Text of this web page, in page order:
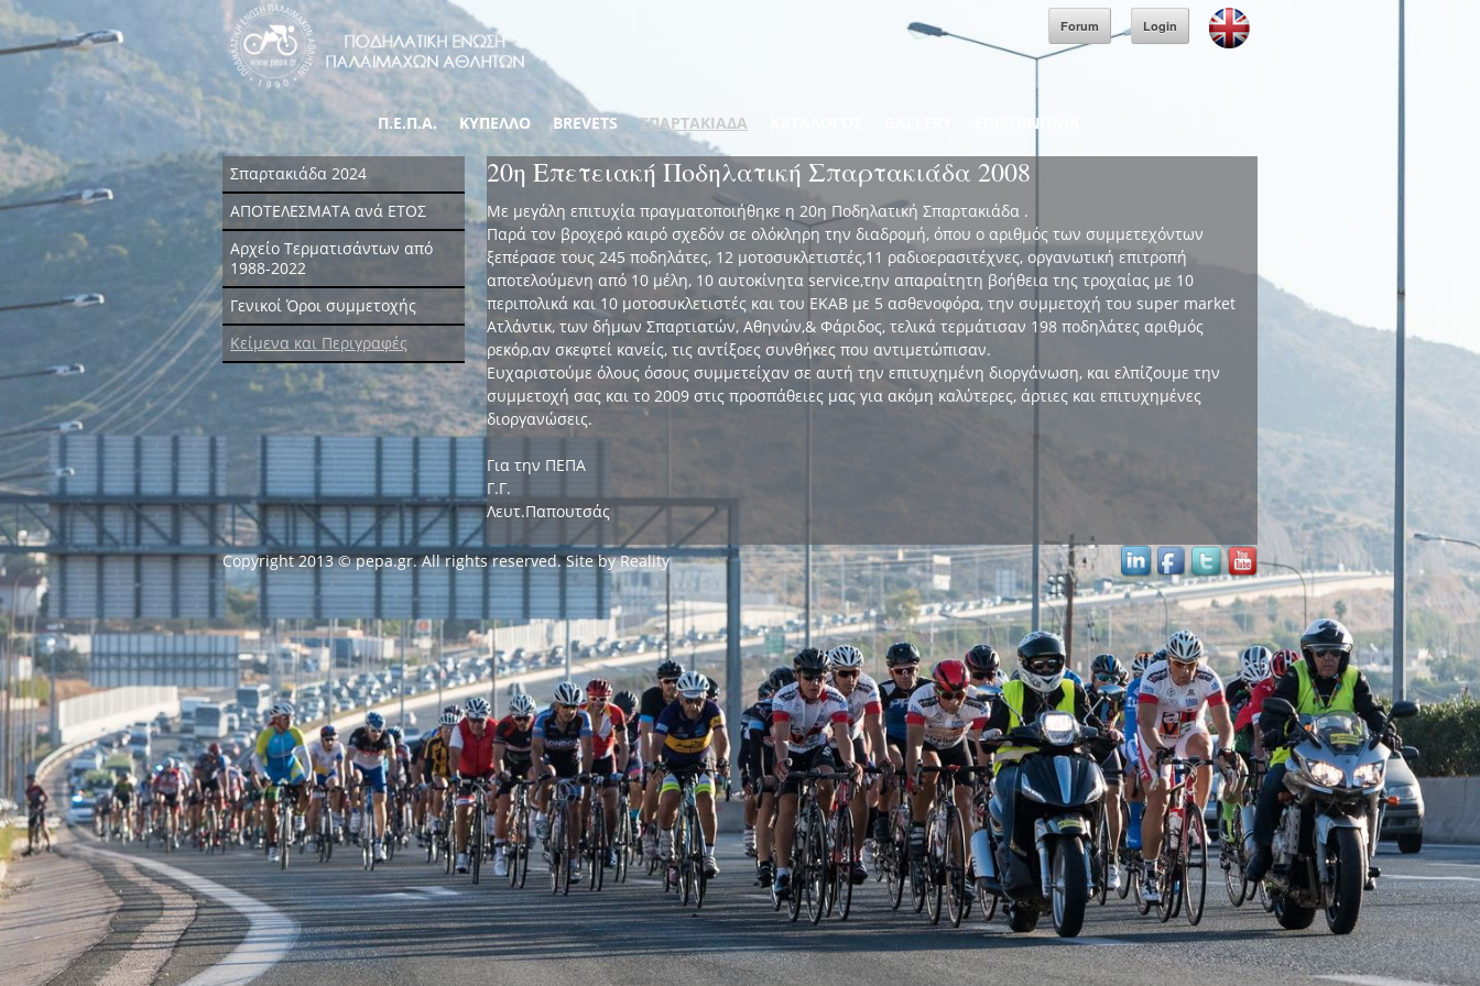
Forum Login
Π.Ε.Π.Α. ΚΥΠΕΛΛΟ BREVETS ΣΠΑΡΤΑΚΙΑΔΑ ΕΠΙΚΟΙΝΩΝΙΑ
Σπαρτακιάδα 2024
ΑΠΟΤΕΛΕΣΜΑΤΑ ανά ΕΤΟΣ
Αρχείο Τερματισάντων από
1988-2022
Γενικοί Όροι συμμετοχής
Κείμενα και Περιγραφές
20η Επετειακή Ποδηλατική Σπαρτακιάδα 2008
Με μεγάλη επιτυχία πραγματοποιήθηκε η 20η Ποδηλατική Σπαρτακιάδα .
Παρά τον βροχερό καιρό σχεδόν σε ολόκληρη την διαδρομή, όπου ο αριθμός των συμμετεχόντων
ξεπέρασε τους 245 ποδηλάτες, 12 μοτοσυκλετιστές,11 ραδιοερασιτέχνες, οργανωτική επιτροπή
αποτελούμενη από 10 μέλη, 10 αυτοκίνητα service,την απαραίτητη βοήθεια της τροχαίας με 10
περιπολικά και 10 μοτοσυκλετιστές και του ΕΚΑΒ με 5 ασθενοφόρα, την συμμετοχή του super market
Ατλάντικ, των δήμων Σπαρτιατών, Αθηνών,& Φάριδος, τελικά τερμάτισαν 198 ποδηλάτες αριθμός
ρεκόρ,αν σκεφτεί κανείς, τις αντίξοες συνθήκες που αντιμετώπισαν.
Ευχαριστούμε όλους όσους συμμετείχαν σε αυτή την επιτυχημένη διοργάνωση, και ελπίζουμε την
συμμετοχή σας και το 2009 στις προσπάθειες μας για ακόμη καλύτερες, άρτιες και επιτυχημένες
διοργανώσεις.
Για την ΠΕΠΑ
Γ.Γ.
Λευτ.Παπουτσάς
Copyright 2013 © pepa.gr. All rights reserved. Site byReality